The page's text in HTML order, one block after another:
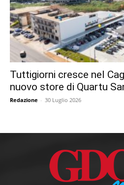
Tuttigiorni cresce nel
nuovo store di Quartu
Redazione - 30 Luglio 2026